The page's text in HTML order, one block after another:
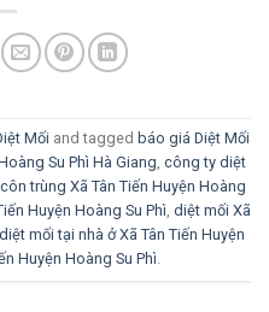
Mối and tagged báo giá Diệt Mối
Su Phì Hà Giang, công ty diệt
trùng Xã Tân Tiến Huyện Hoàng
Huyện Hoàng Su Phì, diệt mối Xã
mối tại nhà ở Xã Tân Tiến Huyện
Huyện Hoàng Su Phì.